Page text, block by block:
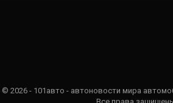
© 2026 - 101авто - автоновости мира